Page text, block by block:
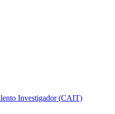
Investigador (CAIT)